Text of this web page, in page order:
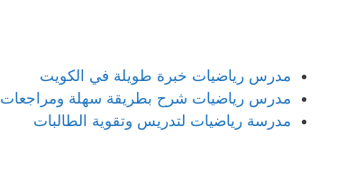
مدرس رياضيات خبرة طويلة في الكويت
مدرس رياضيات شرح بطريقة سهلة ومراجعات
مدرسة رياضيات لتدريس وتقوية الطالبات